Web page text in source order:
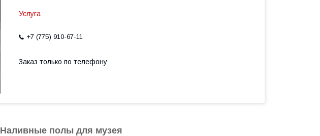
Услуга
+7 (775) 910-67-11
Заказ только по телефону
Наливные полы для музея